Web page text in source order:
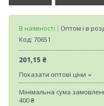
В наявності
Оптом і в
Код: 70651
201,15 ₴
Показати оптові ціни
Мінімальна сума
400 ₴